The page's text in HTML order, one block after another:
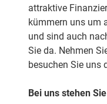
attraktive
kümmern uns um
und sind auch
Sie da. Nehmen
besuchen Sie uns
Bei uns stehen